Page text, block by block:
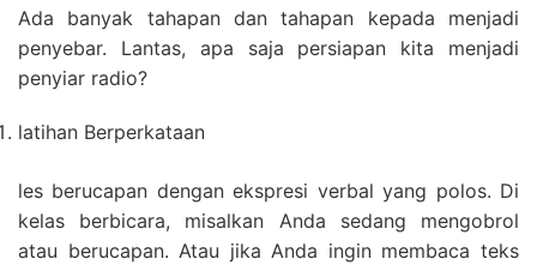
Ada banyak tahapan dan tahapan kepada menjadi
penyebar. Lantas, apa saja persiapan kita menjadi
penyiar radio?
latihan Berperkataan
les berucapan dengan ekspresi verbal yang polos. Di
kelas berbicara, misalkan Anda sedang mengobrol
atau berucapan. Atau jika Anda ingin membaca teks